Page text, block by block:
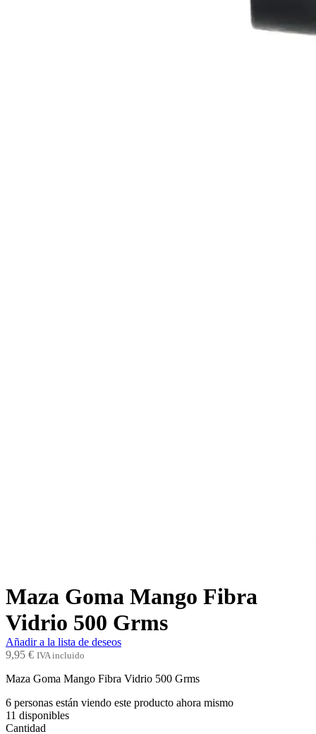
Maza Goma Mango Fibra
Vidrio 500 Grms
Añadir a la lista de deseos
9,95 € IVA incluido
Maza Goma Mango Fibra Vidrio 500 Grms
6 personas están viendo este producto ahora mismo
11 disponibles
Cantidad